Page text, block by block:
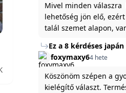
Mivel minden válaszra
lehetőség jön elő,
talál szemet alapon,
Ez a 8 kérdéses
hibátlanul feltárja az
rólad
foxymaxy64 hete
Köszönöm szépen a
kielégítő választ.